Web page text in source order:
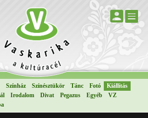
Színház Színésztükör Tánc Fotó
Kiállítás
Irodalom Divat Pegazus Egyéb
VZ